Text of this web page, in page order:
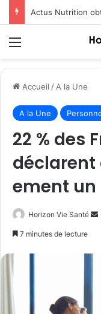
Actus Nutrition
Menu
Accueil /A la Une
A la Une
22 % des
déclarent
ement un
Horizon Vie Santé
7 minutes de lecture